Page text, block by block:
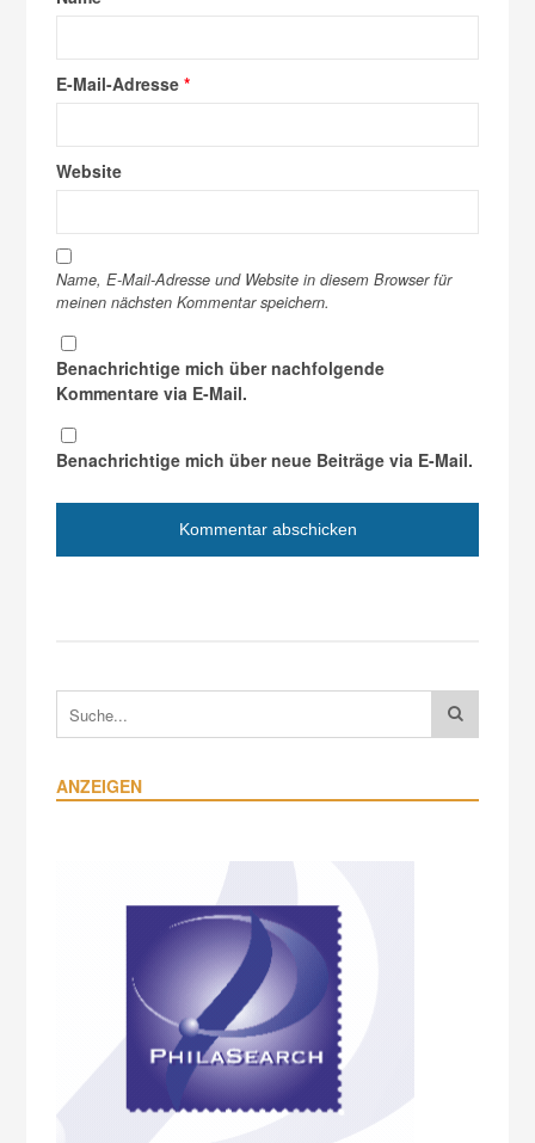
E-Mail-Adresse*
Website
Name, E-Mail-Adresse und Website in diesem Browser für
meinen nächsten Kommentar speichern.
Benachrichtige mich über nachfolgende
Kommentare via E-Mail.
Benachrichtige mich über neue Beiträge via E-Mail.
ANZEIGEN